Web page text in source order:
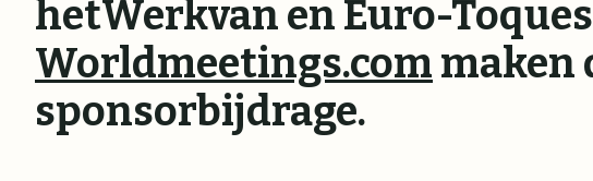
hetWerkvan en Euro-
Worldmeetings.com maken
sponsorbijdrage.